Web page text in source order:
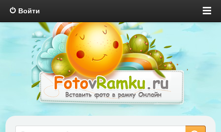
Войти